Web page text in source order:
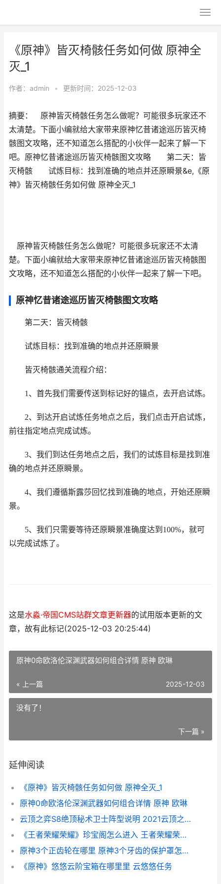
《原神》皆灭椅骸任务如何做 原神全
灭_1
作者： admin • 更新时间：2025-12-03
摘要： 原神皆灭椅骸任务怎么做呢？可能很多玩家还不
太清楚。下面小编就给大家带来原神忆昔诸途巡历皆灭椅
骸图文攻略，还不知道怎么搭配的小伙伴一起来了解一下
吧。原神忆昔诸途巡历皆灭椅骸图文攻略 第二天：皆
灭椅骸 试炼目标：找到准确的地点并还原瞬景&e,《原
神》皆灭椅骸任务如何做 原神全灭_1
原神皆灭椅骸任务怎么做呢？可能很多玩家还不太清
楚。下面小编就给大家带来原神忆昔诸途巡历皆灭椅骸图
文攻略，还不知道怎么搭配的小伙伴一起来了解一下吧。
原神忆昔诸途巡历皆灭椅骸图文攻略
第二天：皆灭椅骸
试炼目标：找到准确的地点并还原瞬景
皆灭椅骸通关流程介绍：
1、首先我们需要传送到标记好的锚点，去开启试炼。
2、到达开启试炼任务地点之后，我们点击开启试炼，
前往指定地点完成试炼。
3、我们到达任务地点之后，我们的试炼目标是找到准
确的地点并还原瞬景。
4、我们遵循斯露莎回忆找到准确的地点，开始还原瞬
景。
5、我们只需要等待还原瞬景准确度达到100%，就可
以完成试炼了。
这是水淼·帝国CMS站群文章更新器的试用版本更新的文
章，故有此标记(2025-12-03 20:25:44)
原神0命欧洛伦深渊武器如何组合详情 原神 欧琳
« 上一篇 2025-12-03
没有了！
下一篇 »
延伸阅读
《原神》皆灭椅骸任务如何做 原神全灭_1
原神0命欧洛伦深渊武器如何组合详情 原神 欧琳
云顶之弈S8绝顶秘术卫士阵型说明 2021云顶之奕8决斗
《王者荣耀荣耀》珍宝阁怎么进入 王者荣耀荣耀称号哪个含金量最高
原神3个正齿轮在哪里 原神3个牙齿的保护罩怎样破
《原神》悠悠云阶宝箱在哪里里 云悠悠任务